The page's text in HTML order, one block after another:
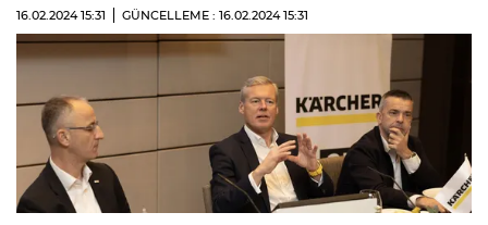
16.02.202415:31 GÜNCELLEME : 16.02.202415:31